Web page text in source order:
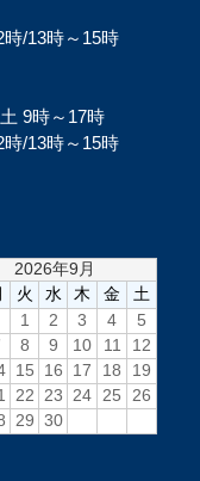
/13時～15時
9時～17時
/13時～15時